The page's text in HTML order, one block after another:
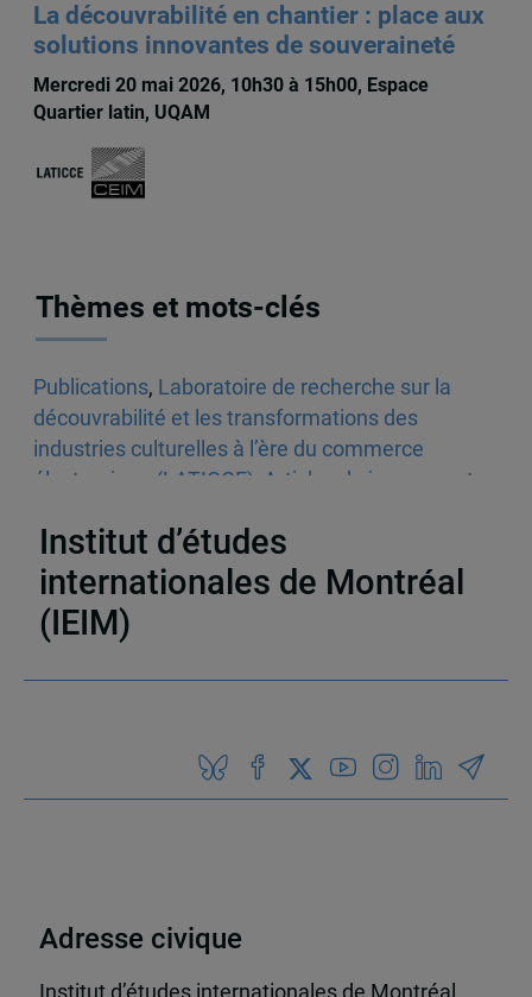
La découvrabilité en chantier : place aux
solutions innovantes de souveraineté
Mercredi 20 mai 2026, 10h30 à 15h00, Espace
Quartier latin, UQAM
Thèmes et mots-clés
Publications, Laboratoire de recherche sur la
découvrabilité et les transformations des
industries culturelles à l’ère du commerce
électronique (LATICCE)
Articles de journaux et
Institut d’études
internationales de Montréal
(IEIM)
Adresse civique